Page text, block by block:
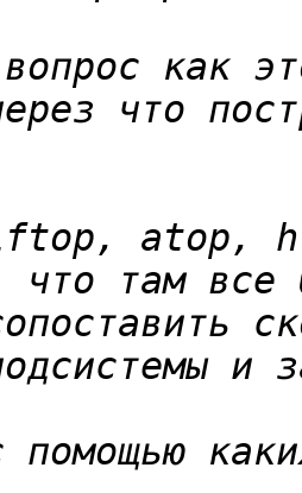
как
что
atop,
что там все